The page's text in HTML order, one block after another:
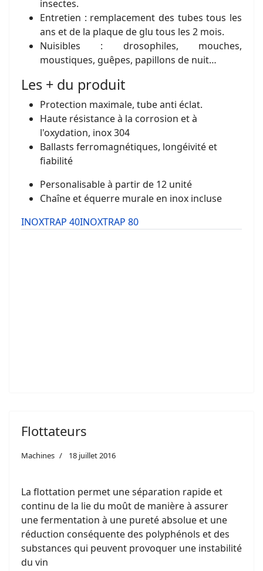
insectes.
Entretien : remplacement des tubes tous les
ans et de la plaque de glu tous les 2 mois.
Nuisibles : drosophiles, mouches,
moustiques, guêpes, papillons de nuit…
Les + du produit
Protection maximale, tube anti éclat.
Haute résistance à la corrosion et à
l'oxydation, inox 304
Ballasts ferromagnétiques, longéivité et
fiabilité
Personalisable à partir de 12 unité
Chaîne et équerre murale en inox incluse
INOXTRAP 40INOXTRAP 80
Flottateurs
Machines 18 juillet 2016
La flottation permet une séparation rapide et
continu de la lie du moût de manière à assurer
une fermentation à une pureté absolue et une
réduction conséquente des polyphénols et des
substances qui peuvent provoquer une instabilité
du vin